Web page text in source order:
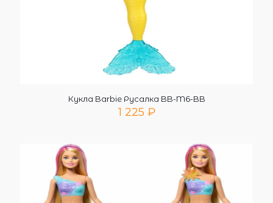
Кукла Barbie Русалка BB-M6-BB
1 225 ₽